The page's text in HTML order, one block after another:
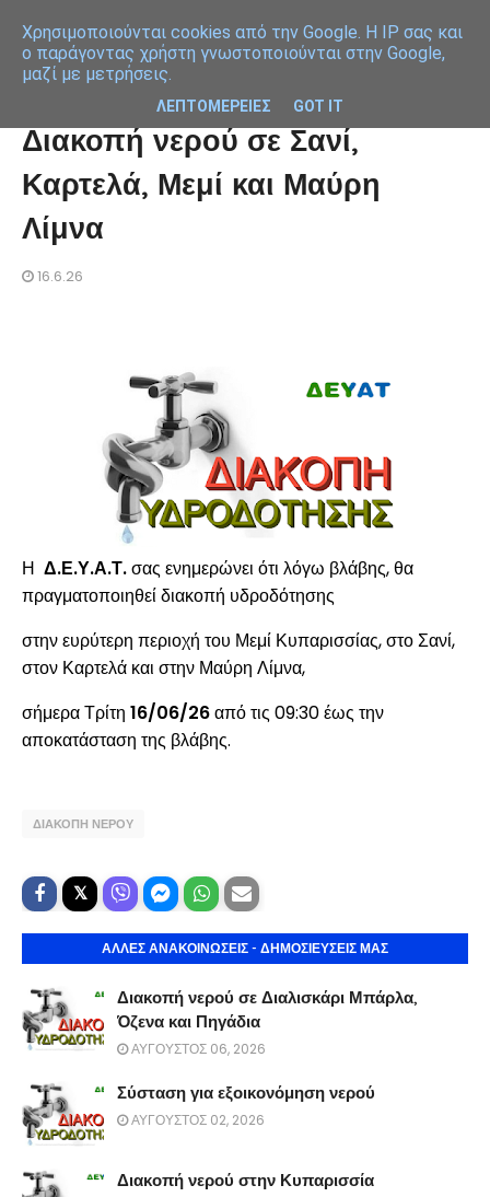
Διακοπή νερού σε Σανί,
Καρτελά, Μεμί και Μαύρη
Λίμνα
16.6.26
Η Δ.Ε.Υ.Α.Τ.σας ενημερώνει ότι λόγω βλάβης, θα
πραγματοποιηθεί διακοπή υδροδότησης
στην ευρύτερη περιοχή του Μεμί Κυπαρισσίας, στο Σανί,
στον Καρτελά και στην Μαύρη Λίμνα,
σήμερα Τρίτη 16/06/26από τις 09:30 έως την
αποκατάσταση της βλάβης.
ΔΙΑΚΟΠΗ ΝΕΡΟΥ
ΑΛΛΕΣ ΑΝΑΚΟΙΝΩΣΕΙΣ - ΔΗΜΟΣΙΕΥΣΕΙΣ ΜΑΣ
Διακοπή νερού σε Διαλισκάρι Μπάρλα,
Όζενα και Πηγάδια
ΑΥΓΟΥΣΤΟΣ 06, 2026
Σύσταση για εξοικονόμηση νερού
ΑΥΓΟΥΣΤΟΣ 02, 2026
Διακοπή νερού στην Κυπαρισσία
Χρησιμοποιoύνται cookies από την Google. Η IP σας και
ο παράγοντας χρήστη γνωστοποιούνται στην Google,
μαζί με μετρήσεις.
ΛΕΠΤΟΜΕΡΕΙΕΣ GOT IT